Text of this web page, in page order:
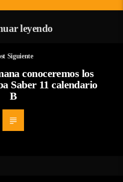
leyendo
Siguiente
conoceremos los
Saber 11 calendario
B